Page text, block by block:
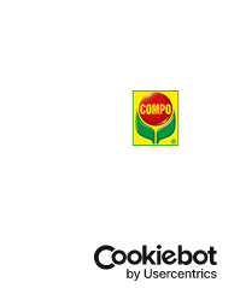
COMPORatgeber